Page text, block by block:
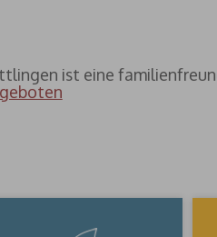
ist eine